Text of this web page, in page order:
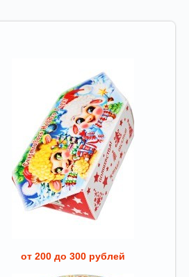
от 200 до 300 рублей